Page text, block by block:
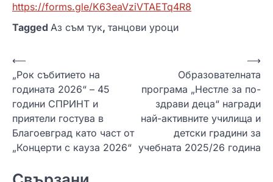
https://forms.gle/K63eaVziVTAETq4R8
Tagged Аз съм тук, танцови уроци
Н
а
в
и
г
а
ц
⟵
„Рок събитието на
годината 2026“ – 45
години СПРИНТ и
приятели гостува в
Благоевград като част от
„Концерти с кауза 2026“
Образователната
програма „Нестле за по-
здрави деца“ награди
най-активните училища и
детски градини за
учебната 2025/26 година
⟶